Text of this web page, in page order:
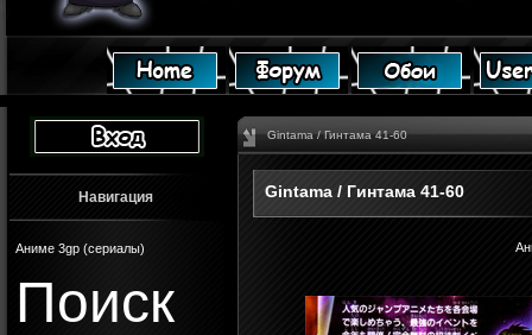
Навигация
Аниме 3gp (сериалы)
Поиск
Gintama / Гинтама 41-60
Gintama / Гинтама 41-60